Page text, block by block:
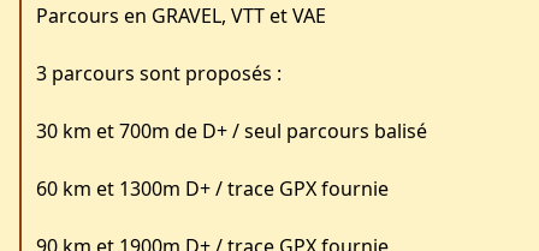
Parcours en GRAVEL, VTT et VAE
3 parcours sont proposés :
30 km et 700m de D+ / seul parcours balisé
60 km et 1300m D+ / ️trace GPX fournie